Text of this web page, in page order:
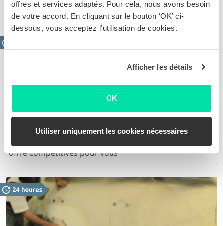
offres et services adaptés. Pour cela, nous avons besoin
de votre accord. En cliquant sur le bouton ‘OK’ ci-
dessous, vous acceptez l’utilisation de cookies.
Afficher les détails
OK
Utiliser uniquement les cookies nécessaires
d'économiser des dizaines d'euros
Eliminer les rayures
Des rayures superficielles ou profondes. Sur base
offre compétitives pour vous